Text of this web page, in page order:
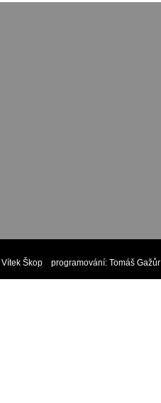
Vítek Škop programování: Tomáš Gažůr